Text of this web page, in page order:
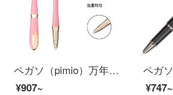
ペガソ（pimio）万年筆女史特細0.38 mmペン先の財務のペンの執務する成人は学生を書きます。
¥907~
¥747~